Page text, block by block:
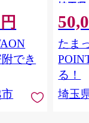
円
でき
埼玉県
たま
る！
埼玉